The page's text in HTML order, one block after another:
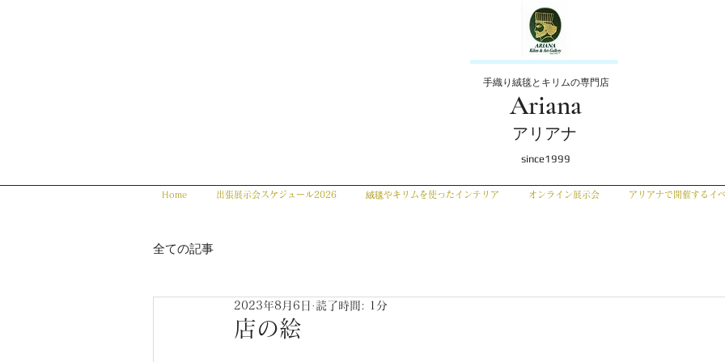
手織り絨毯とキリムの専門店
Ariana
アリアナ
since1999
Home 出張展示会スケジュール2026 絨毯やキリムを使ったインテリア オンライン展示会 アリアナで開催するイ
全ての記事
店の絵
2023年8月6日 読了時間: 1分